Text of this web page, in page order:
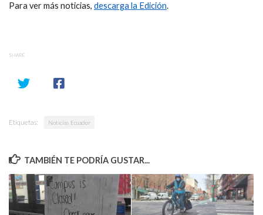
Para ver más noticias, descarga la Edición.
SHARE
Etiquetas: Noticias Ecuador
TAMBIÉN TE PODRÍA GUSTAR...